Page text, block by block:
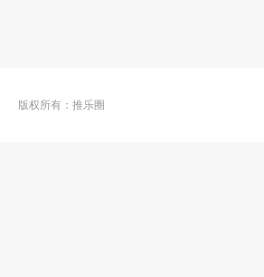
版权所有：推乐圈